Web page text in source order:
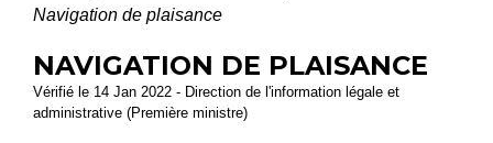
Navigation de plaisance
NAVIGATION DE PLAISANCE
Vérifié le 14 Jan 2022 - Direction de l'information légale et
administrative (Première ministre)